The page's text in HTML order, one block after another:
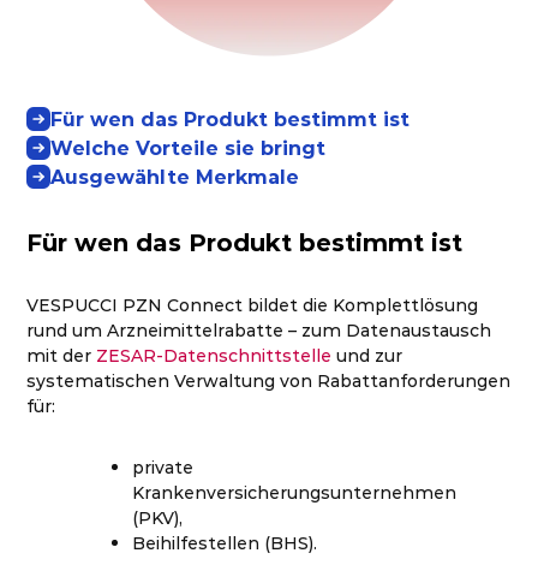
Für wen das Produkt bestimmt ist
Welche Vorteile sie bringt
Ausgewählte Merkmale
Für wen das Produkt bestimmt ist
VESPUCCI PZN Connect bildet die Komplettlösung
rund um Arzneimittelrabatte – zum Datenaustausch
mit der ZESAR-Datenschnittstelle und zur
systematischen Verwaltung von Rabattanforderungen
für:
private
Krankenversicherungsunternehmen
(PKV),
Beihilfestellen (BHS).